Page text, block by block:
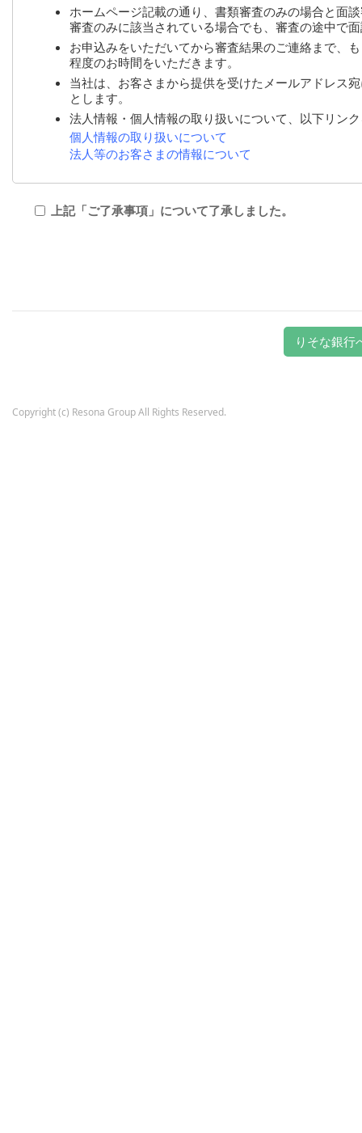
ホームページ記載の通り、書類審査のみの場合と面
審査のみに該当されている場合でも、審査の途中で
お申込みをいただいてから審査結果のご連絡まで、
程度のお時間をいただきます。
当社は、お客さまから提供を受けたメールアドレス
とします。
法人情報・個人情報の取り扱いについて、以下リン
個人情報の取り扱いについて
法人等のお客さまの情報について
上記「ご了承事項」について了承しました。
Copyright (c) Resona Group All Rights Reserved.